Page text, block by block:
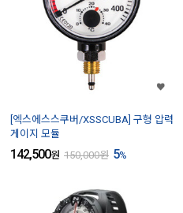
[엑스에스스쿠버/XSSCUBA] 구형 압력
게이지 모듈
142,500원 150,000원 5%